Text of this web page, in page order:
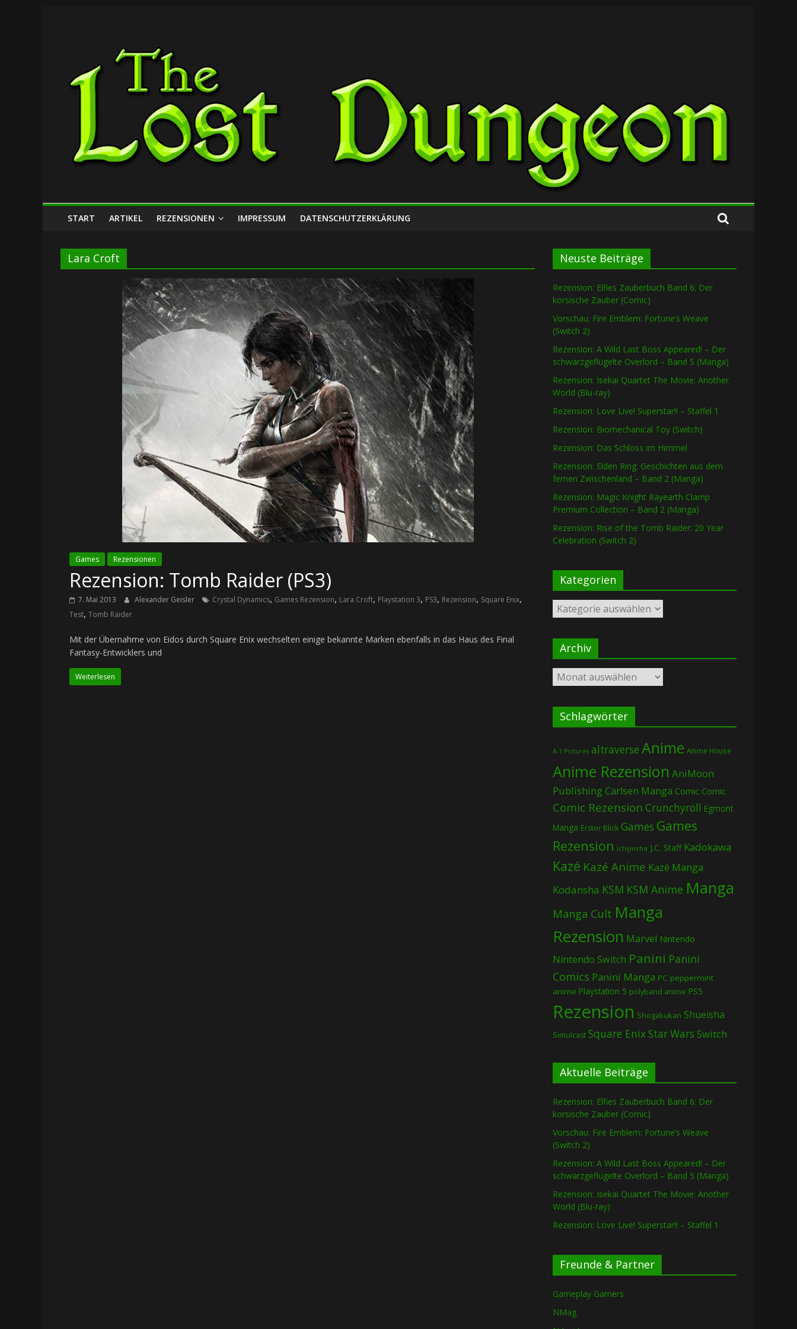
Lost
Dungeon
START ARTIKEL REZENSIONEN IMPRESSUM DATENSCHUTZERKLÄRUNG
Lara Croft
Games Rezensionen
Rezension: Tomb Raider (PS3)
7. Mai 2013 Alexander Geisler Crystal Dynamics, Games Rezension, Lara Croft, Playstation 3, PS3, Rezension, Square Enix,
Test, Tomb Raider
Mit der Übernahme von Eidos durch Square Enix wechselten einige bekannte Marken ebenfalls in das Haus des Final
Fantasy-Entwicklers und
Weiterlesen
Neuste Beiträge
Rezension: Elfies Zauberbuch Band 6: Der
korsische Zauber (Comic)
Vorschau: Fire Emblem: Fortune’s Weave
(Switch 2)
Rezension: A Wild Last Boss Appeared! – Der
schwarzgeflügelte Overlord – Band 5 (Manga)
Rezension: Isekai Quartet The Movie: Another
World (Blu-ray)
Rezension: Love Live! Superstar!! – Staffel 1
Rezension: Biomechanical Toy (Switch)
Rezension: Das Schloss im Himmel
Rezension: Elden Ring: Geschichten aus dem
fernen Zwischenland – Band 2 (Manga)
Rezension: Magic Knight Rayearth Clamp
Premium Collection – Band 2 (Manga)
Rezension: Rise of the Tomb Raider: 20 Year
Celebration (Switch 2)
Kategorien
Kategorien
Archiv
Archiv
Schlagwörter
A-1 Pictures altraverse Anime Anime House
Anime Rezension AniMoon
PublishingCarlsen Manga Comic Comic
Comic Rezension Crunchyroll Egmont
Manga Erster Blick Games Games
Rezension Ichijinsha J.C. Staff Kadokawa
Kazé Kazé Anime Kazé Manga
Kodansha KSM KSM Anime Manga
Manga Cult Manga
Rezension Marvel Nintendo
Nintendo Switch Panini Panini
Comics Panini Manga PC peppermint
anime Playstation 5 polyband anime PS5
Rezension Shogakukan Shueisha
Simulcast Square EnixStar Wars Switch
Aktuelle Beiträge
Rezension: Elfies Zauberbuch Band 6: Der
korsische Zauber (Comic)
Vorschau: Fire Emblem: Fortune’s Weave
(Switch 2)
Rezension: A Wild Last Boss Appeared! – Der
schwarzgeflügelte Overlord – Band 5 (Manga)
Rezension: Isekai Quartet The Movie: Another
World (Blu-ray)
Rezension: Love Live! Superstar!! – Staffel 1
Freunde & Partner
Gameplay Gamers
NMag